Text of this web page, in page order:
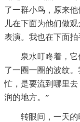
了一群小鸟，原来
儿在下面为他们做
表演。我也在下面拍
泉水叮咚着，
了一圈一圈的波纹
忙，是要流到哪里
润的地方。”
转眼间，一天